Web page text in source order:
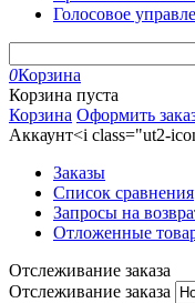
Голосовое
0Корзина
Корзина пуста
Корзина Оформить
Аккаунт<i class="ut2-
Заказы
Список сравнения
Запросы на
Отложенные
Отслеживание заказа
Отслеживание заказа